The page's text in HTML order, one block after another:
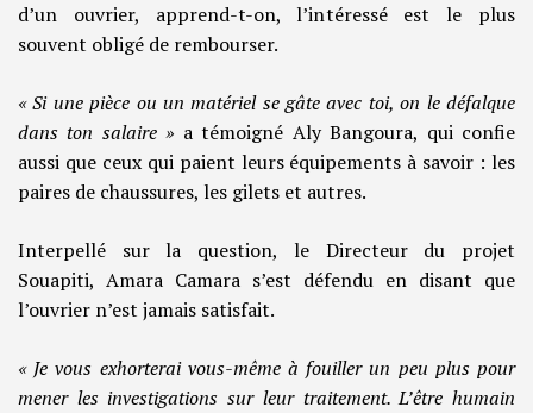
d’un ouvrier, apprend-t-on, l’intéressé est le plus
souvent obligé de rembourser.
« Si une pièce ou un matériel se gâte avec toi, on le défalque
dans ton salaire » a témoigné Aly Bangoura, qui confie
aussi que ceux qui paient leurs équipements à savoir : les
paires de chaussures, les gilets et autres.
Interpellé sur la question, le Directeur du projet
Souapiti, Amara Camara s’est défendu en disant que
l’ouvrier n’est jamais satisfait.
« Je vous exhorterai vous-même à fouiller un peu plus pour
mener les investigations sur leur traitement. L’être humain